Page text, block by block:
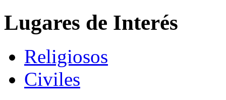
Lugares de Interés
Religiosos
Civiles